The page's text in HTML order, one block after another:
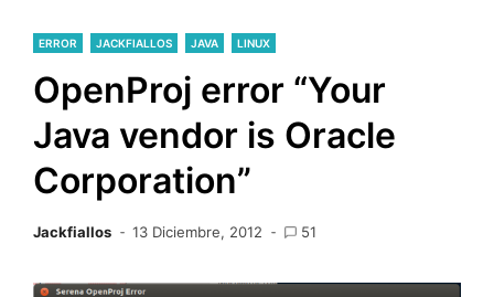
ERROR JACKFIALLOS JAVA LINUX
OpenProj error “Your
Java vendor is Oracle
Corporation”
Jackfiallos 13 Diciembre, 2012 51